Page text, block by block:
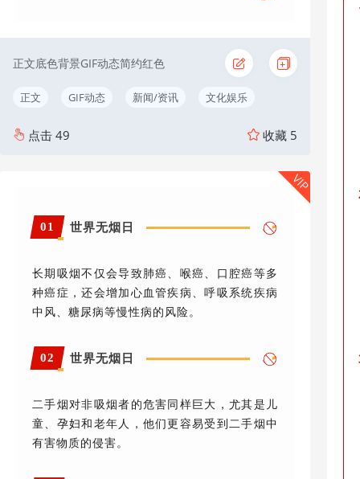
正文底色背景GIF动态简约红色
正文 GIF动态 新闻/资讯 文化娱乐
点击 49 收藏 5
01 世界无烟日
长期吸烟不仅会导致肺癌、喉癌、口腔癌等多
种癌症，还会增加心血管疾病、呼吸系统疾病
中风、糖尿病等慢性病的风险。
02 世界无烟日
二手烟对非吸烟者的危害同样巨大，尤其是儿
童、孕妇和老年人，他们更容易受到二手烟中
有害物质的侵害。
VIP